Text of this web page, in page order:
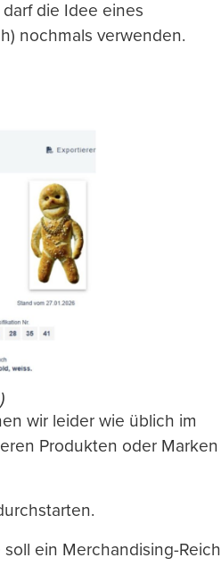
die Idee eines
nochmals verwenden.
wir leider wie üblich im
Produkten oder Marken
ein Merchandising-Reich